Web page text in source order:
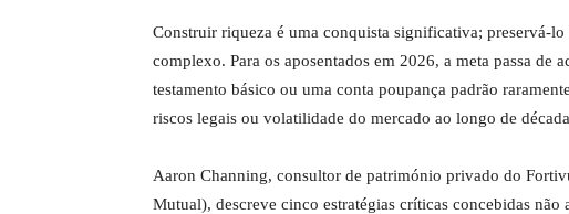
Construir riqueza é uma conquista significativa; preservá-
complexo. Para os aposentados em 2026, a meta passa de
testamento básico ou uma conta poupança padrão
riscos legais ou volatilidade do mercado ao longo de
Aaron Channing, consultor de património privado do
Mutual), descreve cinco estratégias críticas concebidas